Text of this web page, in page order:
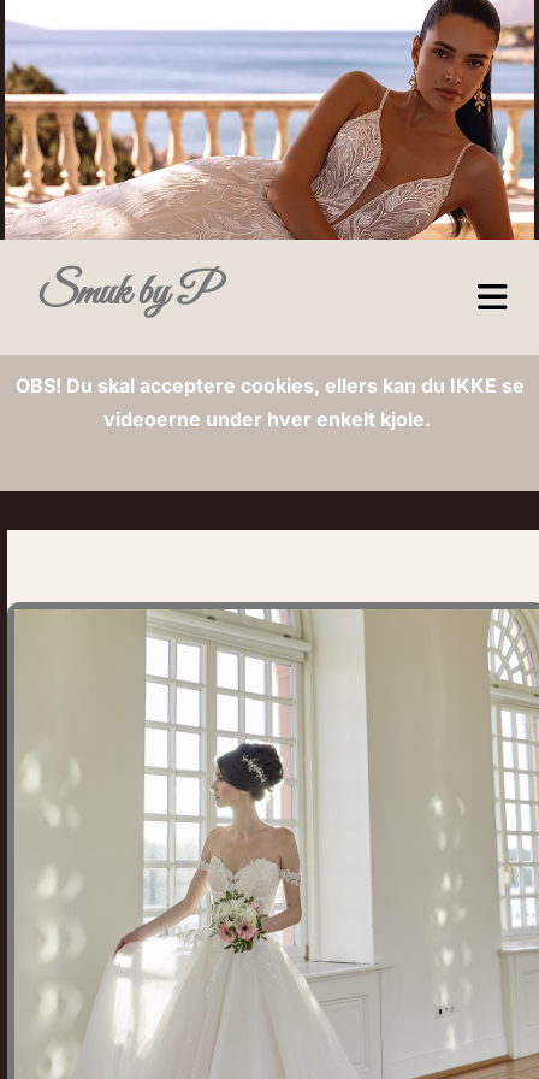
Smuk by P
OBS! Du skal acceptere cookies, ellers kan du IKKE se
videoerne under hver enkelt kjole.